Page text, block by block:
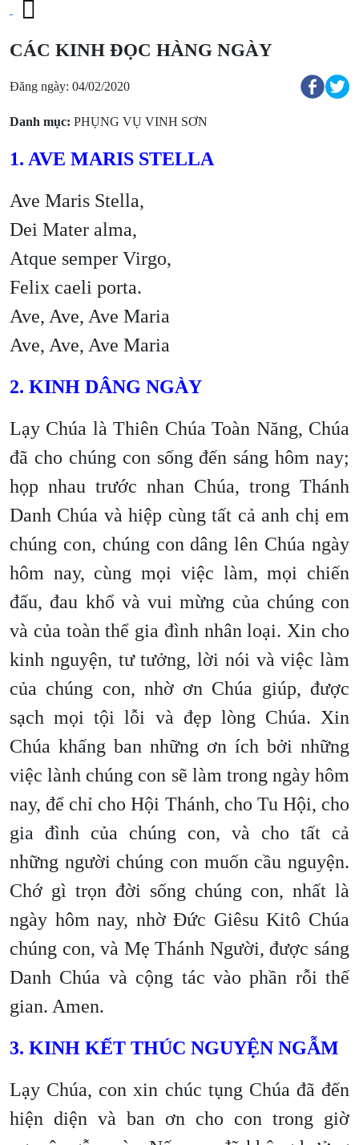
CÁC KINH ĐỌC HÀNG NGÀY
Đăng ngày: 04/02/2020
Danh mục: PHỤNG VỤ VINH SƠN
1. AVE MARIS STELLA
Ave Maris Stella,
Dei Mater alma,
Atque semper Virgo,
Felix caeli porta.
Ave, Ave, Ave Maria
Ave, Ave, Ave Maria
2. KINH DÂNG NGÀY
Lạy Chúa là Thiên Chúa Toàn Năng, Chúa
đã cho chúng con sống đến sáng hôm nay;
họp nhau trước nhan Chúa, trong Thánh
Danh Chúa và hiệp cùng tất cả anh chị em
chúng con, chúng con dâng lên Chúa ngày
hôm nay, cùng mọi việc làm, mọi chiến
đấu, đau khổ và vui mừng của chúng con
và của toàn thể gia đình nhân loại. Xin cho
kinh nguyện, tư tưởng, lời nói và việc làm
của chúng con, nhờ ơn Chúa giúp, được
sạch mọi tội lỗi và đẹp lòng Chúa. Xin
Chúa khấng ban những ơn ích bởi những
việc lành chúng con sẽ làm trong ngày hôm
nay, để chỉ cho Hội Thánh, cho Tu Hội, cho
gia đình của chúng con, và cho tất cả
những người chúng con muốn cầu nguyện.
Chớ gì trọn đời sống chúng con, nhất là
ngày hôm nay, nhờ Đức Giêsu Kitô Chúa
chúng con, và Mẹ Thánh Người, được sáng
Danh Chúa và cộng tác vào phần rỗi thế
gian. Amen.
3. KINH KẾT THÚC NGUYỆN NGẪM
Lạy Chúa, con xin chúc tụng Chúa đã đến
hiện diện và ban ơn cho con trong giờ